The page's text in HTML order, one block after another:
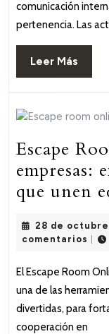
comunicación
pertenencia. Las
Leer Más
Más
Escape
empresas:
que unen
28 de
comentarios
El Escape Room
una de las
divertidas, para
cooperación en